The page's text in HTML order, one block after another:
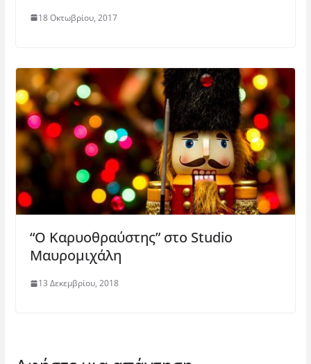
18 Οκτωβρίου, 2017
“Ο Καρυοθραύστης” στο Studio
Μαυρομιχάλη
13 Δεκεμβρίου, 2018